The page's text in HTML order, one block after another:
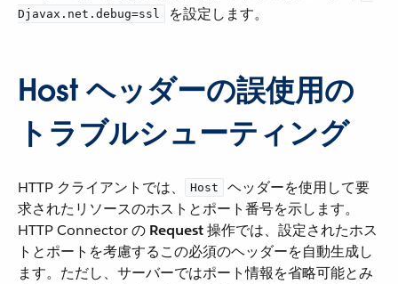
Djavax.net.debug=ssl
​ を設定します。
Host ヘッダーの誤使用の
トラブルシューティング
HTTP クライアントでは、​ Host
​ ヘッダーを使用して要
求されたリソースのホストとポート番号を示します。
HTTP Connector の ​ Request​ 操作では、設定されたホス
トとポートを考慮するこの必須のヘッダーを自動生成し
ます。ただし、サーバーではポート情報を省略可能とみ